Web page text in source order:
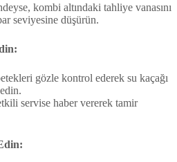
kombi altındaki tahliye vanasını
seviyesine düşürün.
gözle kontrol ederek su kaçağı
servise haber vererek tamir